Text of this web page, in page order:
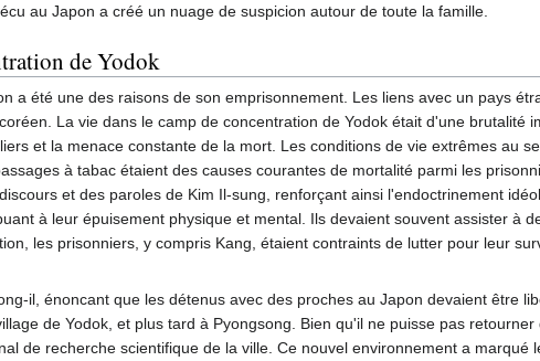
au Japon a créé un nuage de suspicion autour de toute la famille.
de Yodok
a été une des raisons de son emprisonnement. Les liens avec un pays
La vie dans le camp de concentration de Yodok était d'une brutalité
et la menace constante de la mort. Les conditions de vie extrêmes au
à tabac étaient des causes courantes de mortalité parmi les
et des paroles de Kim Il-sung, renforçant ainsi l'endoctrinement
à leur épuisement physique et mental. Ils devaient souvent assister à
les prisonniers, y compris Kang, étaient contraints de lutter pour leur
il, énoncant que les détenus avec des proches au Japon devaient être
de Yodok, et plus tard à Pyongsong. Bien qu'il ne puisse pas
de recherche scientifique de la ville. Ce nouvel environnement a marqué